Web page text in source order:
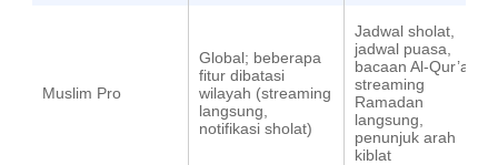
Muslim Pro
Global; beberapa
fitur dibatasi
wilayah (streaming
langsung,
notifikasi sholat)
Jadwal sholat,
jadwal puasa,
bacaan Al-Qur’an,
streaming
Ramadan
langsung,
penunjuk arah
kiblat